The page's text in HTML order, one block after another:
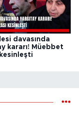
davasında
kararı! Müebbet